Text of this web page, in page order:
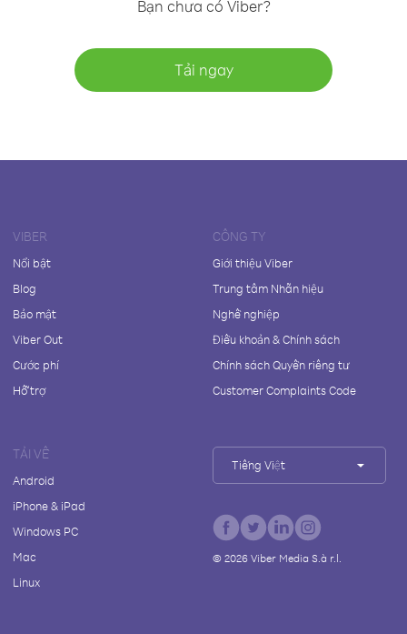
Bạn chưa có Viber?
Tải ngay
VIBER
Nổi bật
Blog
Bảo mật
Viber Out
Cước phí
Hỗ trợ
CÔNG TY
Giới thiệu Viber
Trung tâm Nhãn hiệu
Nghề nghiệp
Điều khoản & Chính sách
Chính sách Quyền riêng tư
Customer Complaints Code
TẢI VỀ
Android
iPhone & iPad
Windows PC
Mac
Linux
Tiếng Việt
© 2026Viber Media S.à r.l.